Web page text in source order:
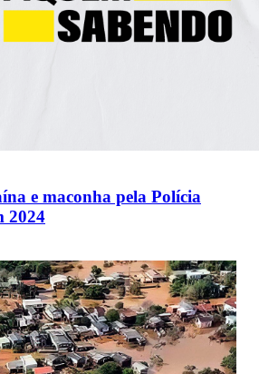
e maconha pela Polícia
2024